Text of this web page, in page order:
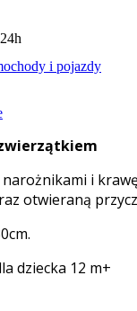
i pojazdy
i
otwieraną
dziecka 12 m+